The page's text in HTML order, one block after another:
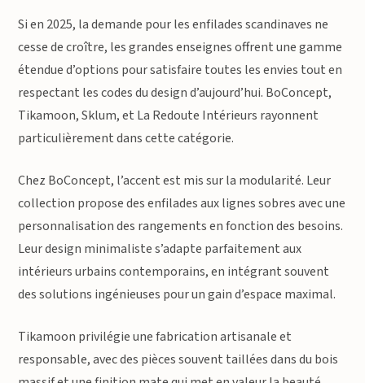
Si en 2025, la demande pour les enfilades scandinaves ne
cesse de croître, les grandes enseignes offrent une gamme
étendue d’options pour satisfaire toutes les envies tout en
respectant les codes du design d’aujourd’hui. BoConcept,
Tikamoon, Sklum, et La Redoute Intérieurs rayonnent
particulièrement dans cette catégorie.
Chez BoConcept, l’accent est mis sur la modularité. Leur
collection propose des enfilades aux lignes sobres avec une
personnalisation des rangements en fonction des besoins.
Leur design minimaliste s’adapte parfaitement aux
intérieurs urbains contemporains, en intégrant souvent
des solutions ingénieuses pour un gain d’espace maximal.
Tikamoon privilégie une fabrication artisanale et
responsable, avec des pièces souvent taillées dans du bois